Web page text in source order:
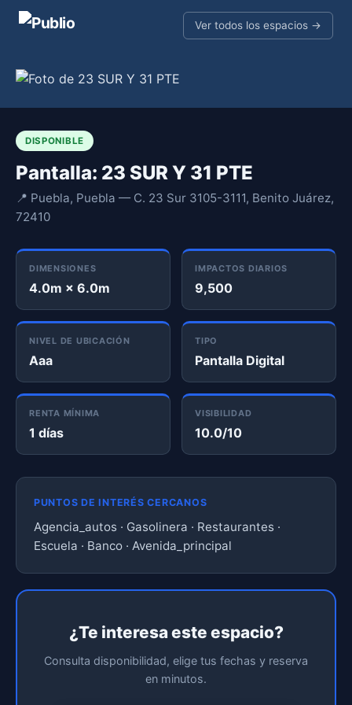
Ver todos los espacios →
DISPONIBLE
Pantalla: 23 SUR Y 31 PTE
📍 Puebla, Puebla — C. 23 Sur 3105-3111, Benito Juárez,
72410
DIMENSIONES
4.0m × 6.0m
IMPACTOS DIARIOS
9,500
NIVEL DE UBICACIÓN
Aaa
TIPO
Pantalla Digital
RENTA MÍNIMA
1 días
VISIBILIDAD
10.0/10
PUNTOS DE INTERÉS CERCANOS
Agencia_autos · Gasolinera · Restaurantes ·
Escuela · Banco · Avenida_principal
¿Te interesa este espacio?
Consulta disponibilidad, elige tus fechas y reserva
en minutos.